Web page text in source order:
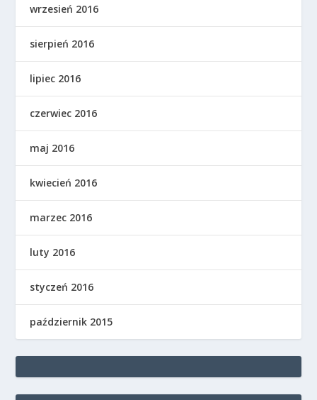
wrzesień 2016
sierpień 2016
lipiec 2016
czerwiec 2016
maj 2016
kwiecień 2016
marzec 2016
luty 2016
styczeń 2016
październik 2015